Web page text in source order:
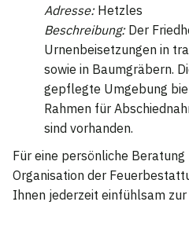
Adresse:Hetzles
Beschreibung:Der
Urnenbeisetzungen in
sowie in Baumgräbern.
gepflegte Umgebung
Rahmen für
sind vorhanden.
Für eine persönliche
Organisation der
Ihnen jederzeit einfühlsam zur